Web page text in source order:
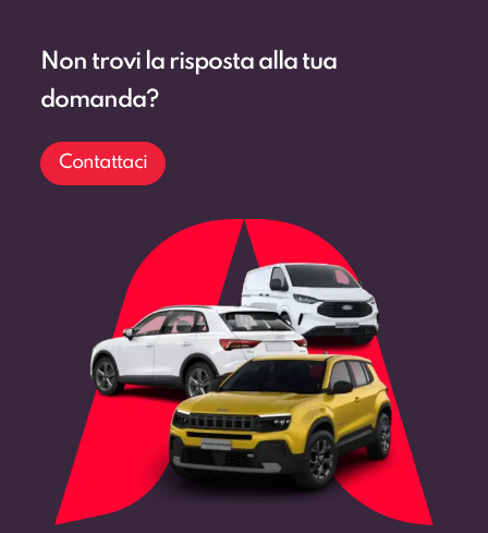
Non trovi la risposta alla tua
domanda?
Contattaci